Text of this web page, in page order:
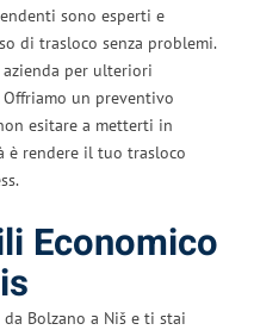
sono esperti e
di trasloco senza problemi.
per ulteriori
un preventivo
esitare a metterti in
è rendere il tuo trasloco
Economico
Bolzano a Niš e ti stai